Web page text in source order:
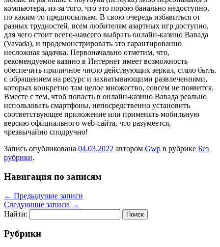
компьютера, из-за того, что это порою банально недоступно,
по каким-то предпосылкам. В свою очередь избавиться от
разных трудностей, всем любителям азартных игр доступно,
для чего стоит всего-навсего выбрать онлайн-казино Вавада
(Vavada), и продемонстрировать это гарантированно
несложная задачка. Первоначально отметим, что,
рекомендуемое казино в Интернет имеет возможность
обеспечить приличное число действующих зеркал, стало быть,
с обращением на ресурс и захватывающими развлечениями,
которых конкретно там целое множество, совсем не появится.
Вместе с тем, чтоб попасть в онлайн-казино Вавада реально
использовать смартфоны, непосредственно установить
соответствующее приложение или применять мобильную
версию официального web-сайта, что разумеется,
чрезвычайно сподручно!
Запись опубликована 04.03.2022 автором Gwp в рубрике Без
рубрики.
Навигация по записям
← Предыдущие записи
Следующие записи →
Найти:
Рубрики